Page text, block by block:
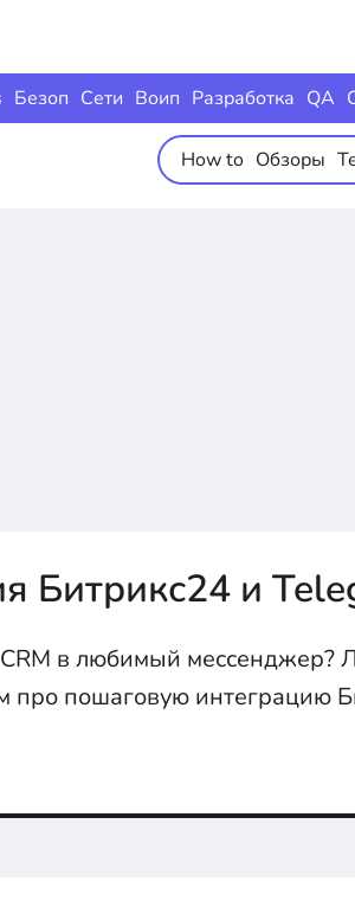
Безоп Сети Воип Разработка QA
How to Обзоры
Битрикс24 и
в любимый мессенджер?
про пошаговую интеграцию